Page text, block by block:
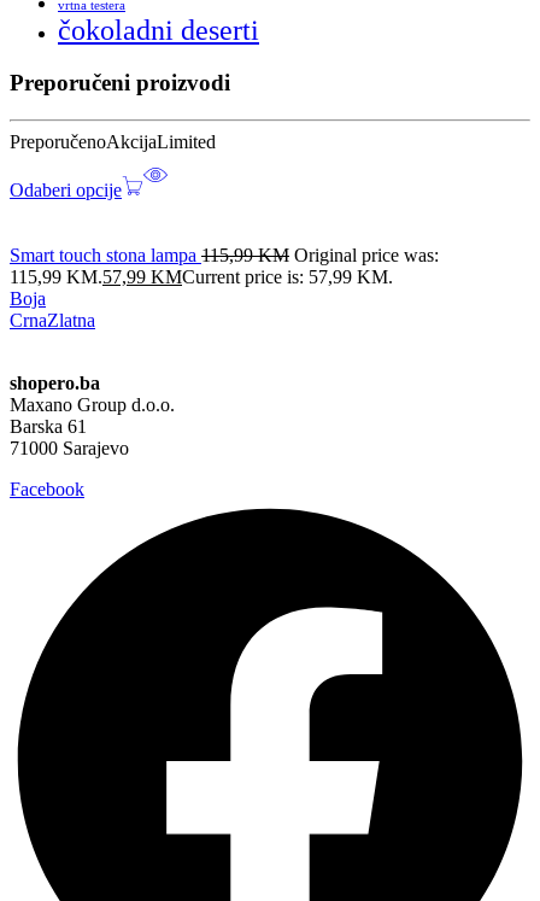
vrtna testera
čokoladni deserti
Preporučeni proizvodi
PreporučenoAkcijaLimited
Odaberi opcije
Smart touch stona lampa 115,99KM Original price was:
115,99 KM.57,99 KMCurrent price is: 57,99 KM.
Boja
CrnaZlatna
shopero.ba
Maxano Group d.o.o.
Barska 61
71000 Sarajevo
Facebook